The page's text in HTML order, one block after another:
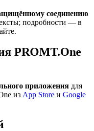
соединению
подробности — в
PROMT.One
приложения для
из App Store и Google